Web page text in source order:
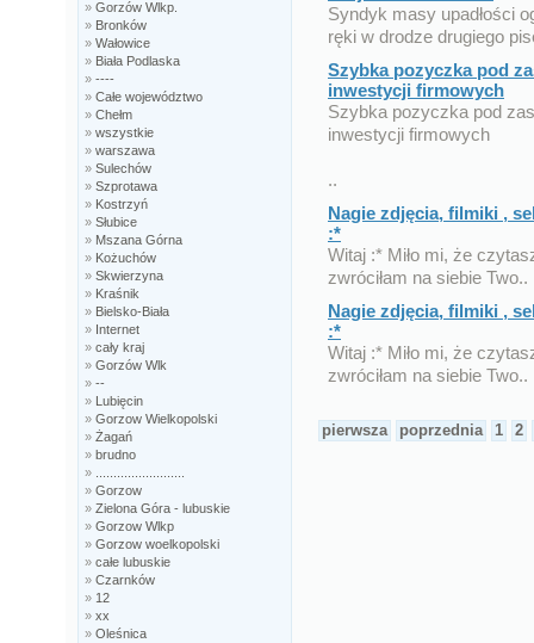
» Gorzów Wlkp.
» Bronków
» Wałowice
» Biała Podlaska
» ----
» Całe województwo
» Chełm
» wszystkie
» warszawa
» Sulechów
» Szprotawa
» Kostrzyń
» Słubice
» Mszana Górna
» Kożuchów
» Skwierzyna
» Kraśnik
» Bielsko-Biała
» Internet
» cały kraj
» Gorzów Wlk
» --
» Lubięcin
» Gorzow Wielkopolski
» Żagań
» brudno
»
» Gorzow
» Zielona Góra - lubuskie
» Gorzow Wlkp
» Gorzow woelkopolski
» całe lubuskie
» Czarnków
» 12
» xx
» Oleśnica
Syndyk masy upadłości
ręki w drodze drugiego
Szybka pozyczka pod
inwestycji firmowych
Szybka pozyczka pod
inwestycji firmowych
..
Nagie zdjęcia, filmiki ,
:*
Witaj :* Miło mi, że
zwróciłam na siebie Two..
Nagie zdjęcia, filmiki ,
:*
Witaj :* Miło mi, że
zwróciłam na siebie Two..
pierwsza poprzednia 1 2